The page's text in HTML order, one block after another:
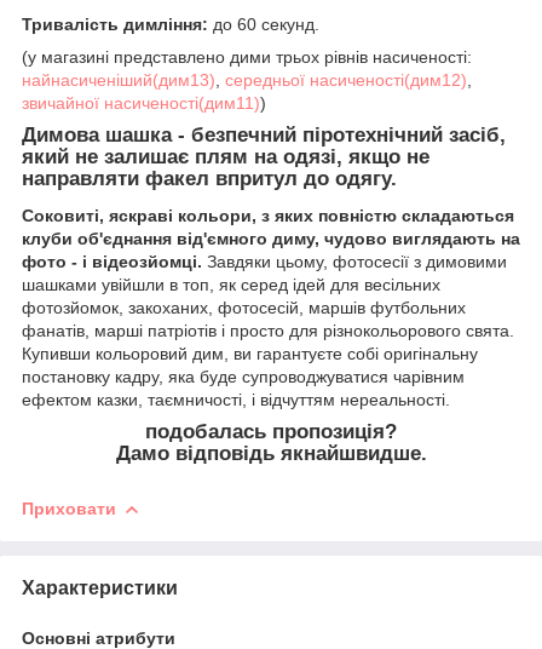
Тривалість димління: до 60 секунд.
(у магазині представлено дими трьох рівнів насиченості:
найнасиченіший(дим13), середньої насиченості(дим12),
звичайної насиченості(дим11))
Димова шашка- безпечний піротехнічний засіб,
який не залишає плям на одязі, якщо не
направляти факел впритул до одягу.
Соковиті, яскраві кольори, з яких повністю складаються
клуби об'єднання від'ємного диму, чудово виглядають на
фото - і відеозйомці. Завдяки цьому, фотосесії з димовими
шашками увійшли в топ, як серед ідей для весільних
фотозйомок, закоханих, фотосесій, маршів футбольних
фанатів, марші патріотів і просто для різнокольорового свята.
Купивши кольоровий дим, ви гарантуєте собі оригінальну
постановку кадру, яка буде супроводжуватися чарівним
ефектом казки, таємничості, і відчуттям нереальності.
подобалась пропозиція?
Дамо відповідь якнайшвидше.
Приховати
Характеристики
Основні атрибути